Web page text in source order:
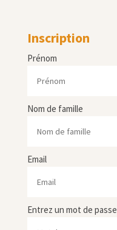
Inscription
Prénom
Nom de famille
Email
Entrez un mot de passe